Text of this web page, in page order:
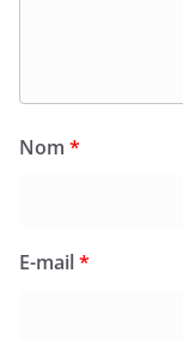
Nom *
E-mail*